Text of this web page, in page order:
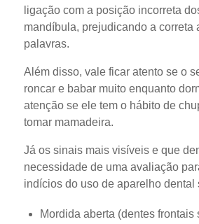
ligação com a posição incorreta
mandíbula, prejudicando a correta
palavras.
Além disso, vale ficar atento se o
roncar e babar muito enquanto
atenção se ele tem o hábito de
tomar mamadeira.
Já os sinais mais visíveis e que
necessidade de uma avaliação
indícios do uso de aparelho dental
Mordida aberta (dentes frontais